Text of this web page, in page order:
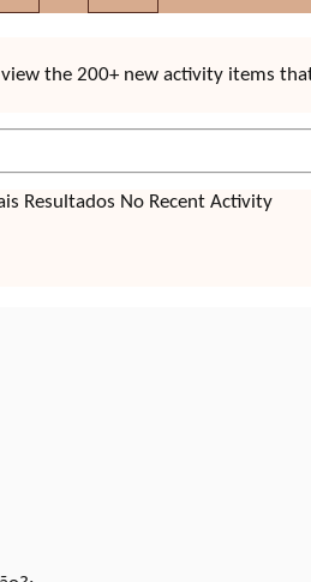
the 200+ new activity items
Resultados No Recent Activity